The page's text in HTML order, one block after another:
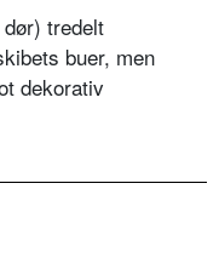
tredelt
buer, men
dekorativ